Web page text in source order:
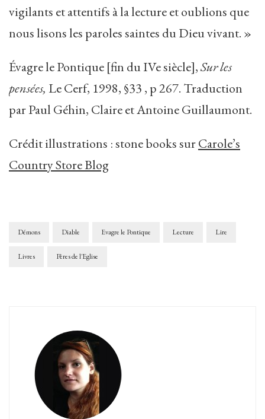
vigilants et attentifs à la lecture et oublions que
nous lisons les paroles saintes du Dieu vivant. »
Évagre le Pontique [fin du IVe siècle],Sur les
pensées, Le Cerf, 1998, §33 , p 267. Traduction
par Paul Géhin, Claire et Antoine Guillaumont.
Crédit illustrations : stone books surCarole’s
Country Store Blog
Démons Diable Evagre le Pontique Lecture Lire
Livres Pères de l'Eglise